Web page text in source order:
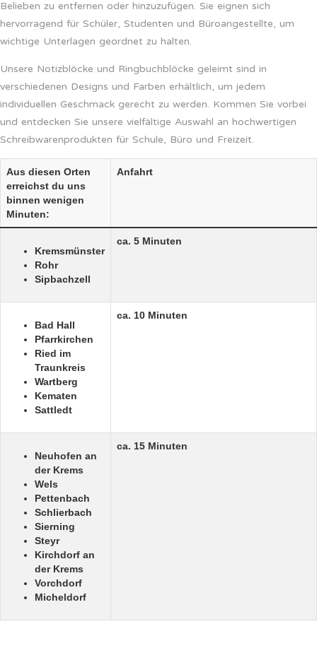
Belieben zu entfernen oder hinzuzufügen. Sie eignen sich
hervorragend für Schüler, Studenten und Büroangestellte, um
wichtige Unterlagen geordnet zu halten.
Unsere Notizblöcke und Ringbuchblöcke geleimt sind in
verschiedenen Designs und Farben erhältlich, um jedem
individuellen Geschmack gerecht zu werden. Kommen Sie vorbei
und entdecken Sie unsere vielfältige Auswahl an hochwertigen
Schreibwarenprodukten für Schule, Büro und Freizeit.
Aus diesen Orten
erreichst du uns
binnen wenigen
Minuten:
Anfahrt
Kremsmünster
Rohr
Sipbachzell
ca. 5 Minuten
Bad Hall
Pfarrkirchen
Ried im
Traunkreis
Wartberg
Kematen
Sattledt
ca. 10 Minuten
Neuhofen an
der Krems
Wels
Pettenbach
Schlierbach
Sierning
Steyr
Kirchdorf an
der Krems
Vorchdorf
Micheldorf
ca. 15 Minuten